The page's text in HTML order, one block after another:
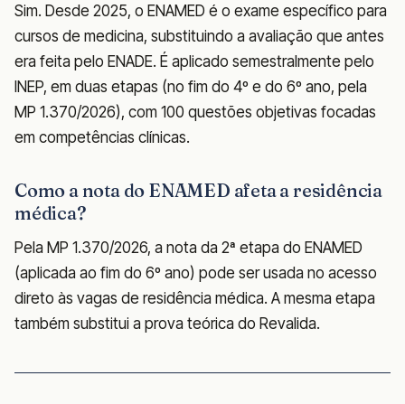
Sim. Desde 2025, o ENAMED é o exame específico para
cursos de medicina, substituindo a avaliação que antes
era feita pelo ENADE. É aplicado semestralmente pelo
INEP, em duas etapas (no fim do 4º e do 6º ano, pela
MP 1.370/2026), com 100 questões objetivas focadas
em competências clínicas.
Como a nota do ENAMED afeta a residência
médica?
Pela MP 1.370/2026, a nota da 2ª etapa do ENAMED
(aplicada ao fim do 6º ano) pode ser usada no acesso
direto às vagas de residência médica. A mesma etapa
também substitui a prova teórica do Revalida.